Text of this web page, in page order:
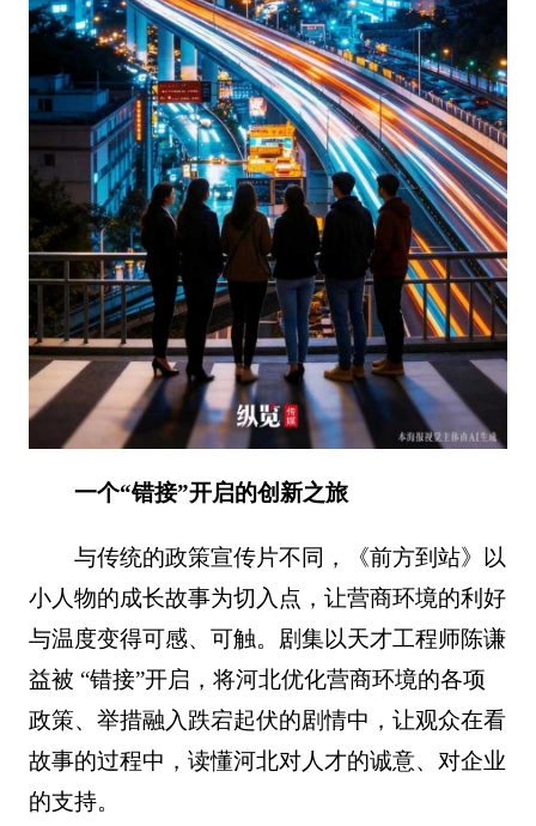
一个“错接”开启的创新之旅
与传统的政策宣传片不同，《前方到站》以
小人物的成长故事为切入点，让营商环境的利好
与温度变得可感、可触。剧集以天才工程师陈谦
益被 “错接”开启，将河北优化营商环境的各项
政策、举措融入跌宕起伏的剧情中，让观众在看
故事的过程中，读懂河北对人才的诚意、对企业
的支持。